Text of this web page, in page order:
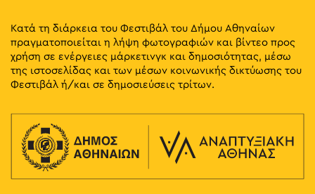
Κατά τη διάρκεια του Φεστιβάλ του Δήμου Αθηναίων
πραγματοποιείται η λήψη φωτογραφιών και βίντεο προς
χρήση σε ενέργειες μάρκετινγκ και δημοσιότητας, μέσω
της ιστοσελίδας και των μέσων κοινωνικής δικτύωσης του
Φεστιβάλ ή/και σε δημοσιεύσεις τρίτων.